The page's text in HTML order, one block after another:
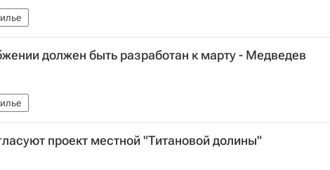
должен быть разработан к марту - Медведев
проект местной "Титановой долины"